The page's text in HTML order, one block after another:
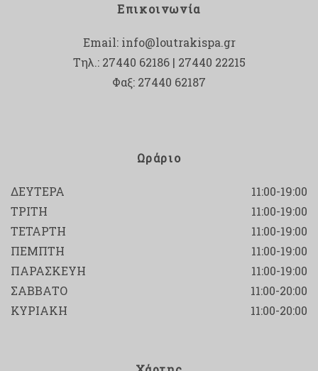
Επικοινωνία
Email: info@loutrakispa.gr
Τηλ.: 27440 62186 | 27440 22215
Φαξ: 27440 62187
Ωράριο
ΔΕΥΤΕΡΑ
11:00-19:00
ΤΡΙΤΗ
11:00-19:00
ΤΕΤΑΡΤΗ
11:00-19:00
ΠΕΜΠΤΗ
11:00-19:00
ΠΑΡΑΣΚΕΥΗ
11:00-19:00
ΣΑΒΒΑΤΟ
11:00-20:00
ΚΥΡΙΑΚΗ
11:00-20:00